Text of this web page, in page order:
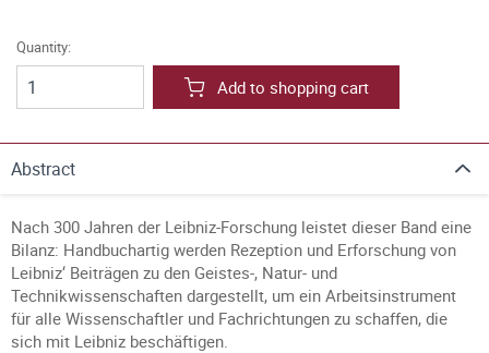
Quantity:
Add to shopping cart
Abstract
Nach 300 Jahren der Leibniz-Forschung leistet dieser Band eine
Bilanz: Handbuchartig werden Rezeption und Erforschung von
Leibniz‘ Beiträgen zu den Geistes-, Natur- und
Technikwissenschaften dargestellt, um ein Arbeitsinstrument
für alle Wissenschaftler und Fachrichtungen zu schaffen, die
sich mit Leibniz beschäftigen.